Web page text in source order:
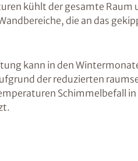
kühlt der gesamte Raum
die an das
kann in den
der reduzierten
Schimmelbefall in